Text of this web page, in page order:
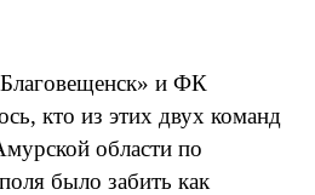
и ФК
кто из этих двух команд
области по
было забить как